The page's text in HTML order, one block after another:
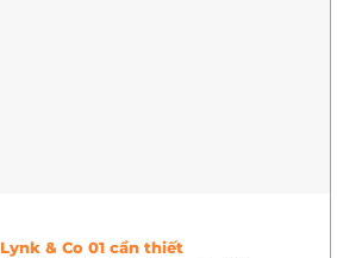
& Co 01 cần thiết